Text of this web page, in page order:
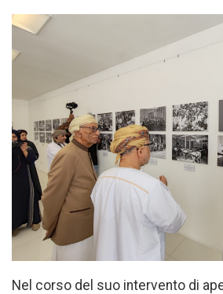
Nel corso del suo intervento di